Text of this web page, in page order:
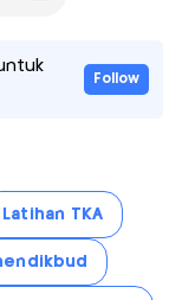
Follow
Latihan TKA